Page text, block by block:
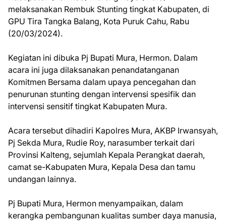
melaksanakan Rembuk Stunting tingkat Kabupaten, di
GPU Tira Tangka Balang, Kota Puruk Cahu, Rabu
(20/03/2024).
Kegiatan ini dibuka Pj Bupati Mura, Hermon. Dalam
acara ini juga dilaksanakan penandatanganan
Komitmen Bersama dalam upaya pencegahan dan
penurunan stunting dengan intervensi spesifik dan
intervensi sensitif tingkat Kabupaten Mura.
Acara tersebut dihadiri Kapolres Mura, AKBP Irwansyah,
Pj Sekda Mura, Rudie Roy, narasumber terkait dari
Provinsi Kalteng, sejumlah Kepala Perangkat daerah,
camat se-Kabupaten Mura, Kepala Desa dan tamu
undangan lainnya.
Pj Bupati Mura, Hermon menyampaikan, dalam
kerangka pembangunan kualitas sumber daya manusia,